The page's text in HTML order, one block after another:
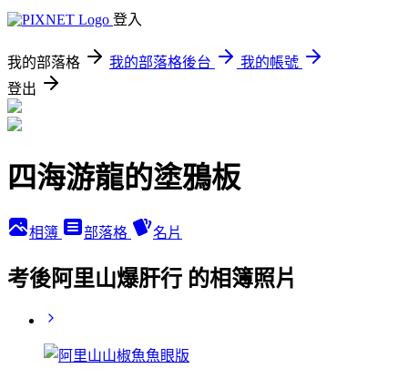
登入
我的部落格 我的部落格後台
我的帳號
登出
四海游龍的塗鴉板
相簿 部落格 名片
考後阿里山爆肝行 的相簿照片